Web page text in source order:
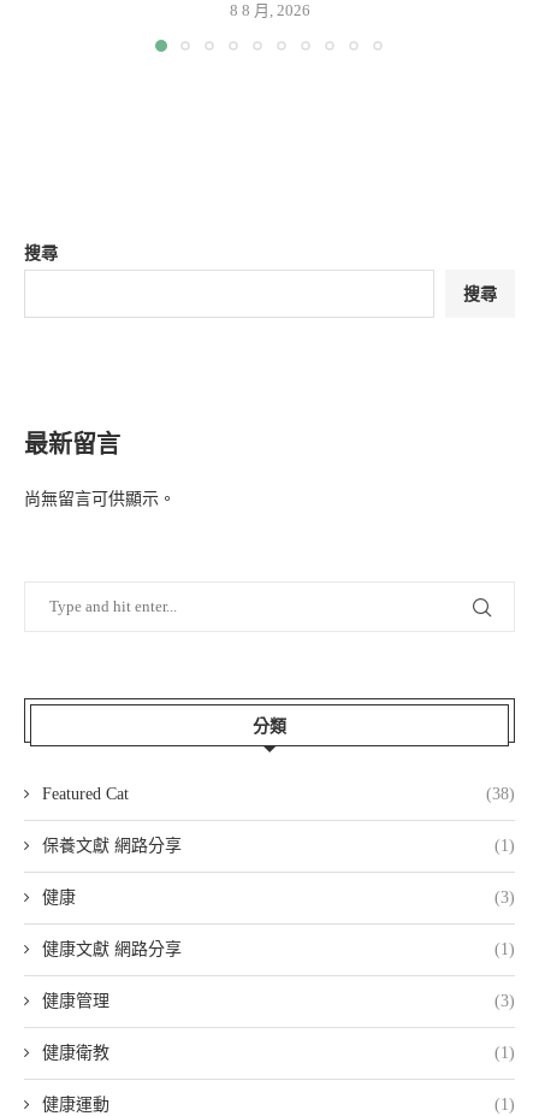
8 8 月, 2026
搜尋
搜尋
最新留言
尚無留言可供顯示。
分類
Featured Cat (38)
保養文獻 網路分享 (1)
健康 (3)
健康文獻 網路分享 (1)
健康管理 (3)
健康衛教 (1)
健康運動 (1)